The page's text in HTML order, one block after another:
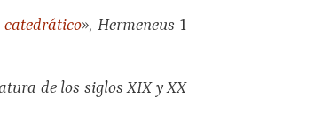
catedrático», Hermeneus 1
de los siglos XIX y XX